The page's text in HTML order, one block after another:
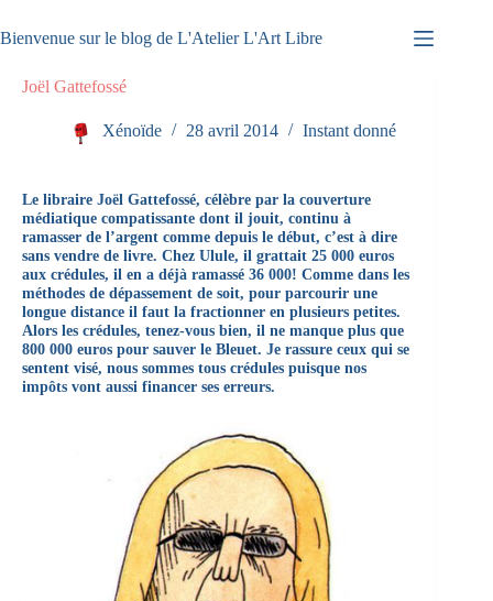
au
contenu
Bienvenue sur le blog de L'Atelier L'Art Libre
Joël Gattefossé
Xénoïde 28 avril 2014 Instant donné
Le libraire Joël Gattefossé, célèbre par la couverture
médiatique compatissante dont il jouit, continu à
ramasser de l’argent comme depuis le début, c’est à dire
sans vendre de livre. Chez Ulule, il grattait 25 000 euros
aux crédules, il en a déjà ramassé 36 000! Comme dans les
méthodes de dépassement de soit, pour parcourir une
longue distance il faut la fractionner en plusieurs petites.
Alors les crédules, tenez-vous bien, il ne manque plus que
800 000 euros pour sauver le Bleuet. Je rassure ceux qui se
sentent visé, nous sommes tous crédules puisque nos
impôts vont aussi financer ses erreurs.